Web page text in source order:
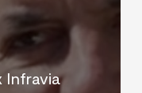
Infravia